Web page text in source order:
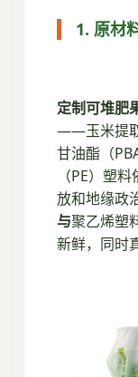
1. 原材
定制可堆肥
——玉米提
甘油酯（
（PE）塑
放和地缘政
与聚乙烯塑
新鲜，同时